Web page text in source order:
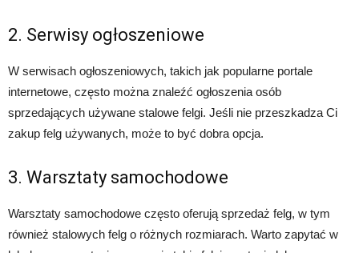
2. Serwisy ogłoszeniowe
W serwisach ogłoszeniowych, takich jak popularne portale
internetowe, często można znaleźć ogłoszenia osób
sprzedających używane stalowe felgi. Jeśli nie przeszkadza Ci
zakup felg używanych, może to być dobra opcja.
3. Warsztaty samochodowe
Warsztaty samochodowe często oferują sprzedaż felg, w tym
również stalowych felg o różnych rozmiarach. Warto zapytać w